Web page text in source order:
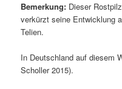
Bemerkung: Dieser
verkürzt seine Entwicklung
Telien.
In Deutschland auf diesem
Scholler 2015).